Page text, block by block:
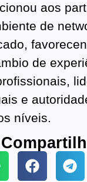
aos
de
de
e
níveis.